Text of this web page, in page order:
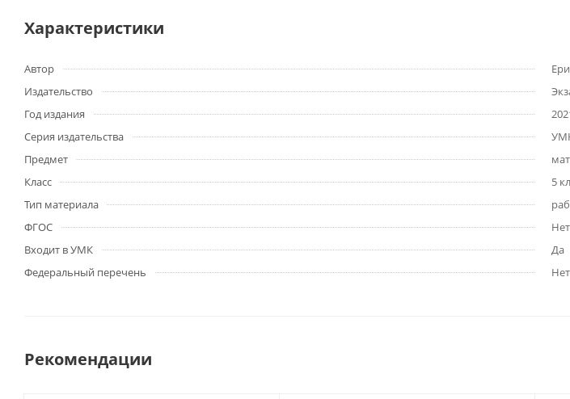
Характеристики
Автор
Издательство
Год издания
Серия издательства
Предмет
Класс
5
Тип материала
ФГОС
Нет
Входит в УМК
Да
Федеральный перечень
Нет
Рекомендации